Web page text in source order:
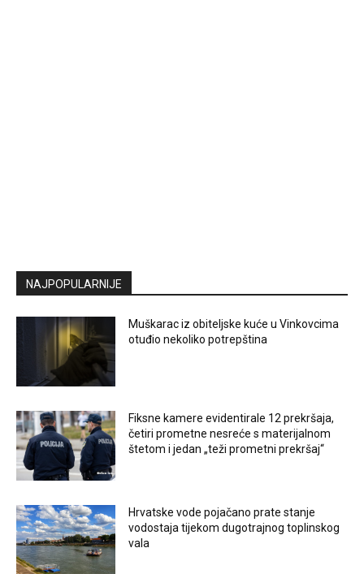
NAJPOPULARNIJE
Muškarac iz obiteljske kuće u Vinkovcima
otuđio nekoliko potrepština
Fiksne kamere evidentirale 12 prekršaja,
četiri prometne nesreće s materijalnom
štetom i jedan „teži prometni prekršaj“
Hrvatske vode pojačano prate stanje
vodostaja tijekom dugotrajnog toplinskog
vala